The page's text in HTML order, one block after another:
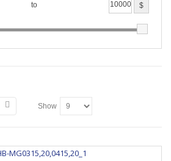
to $
Show